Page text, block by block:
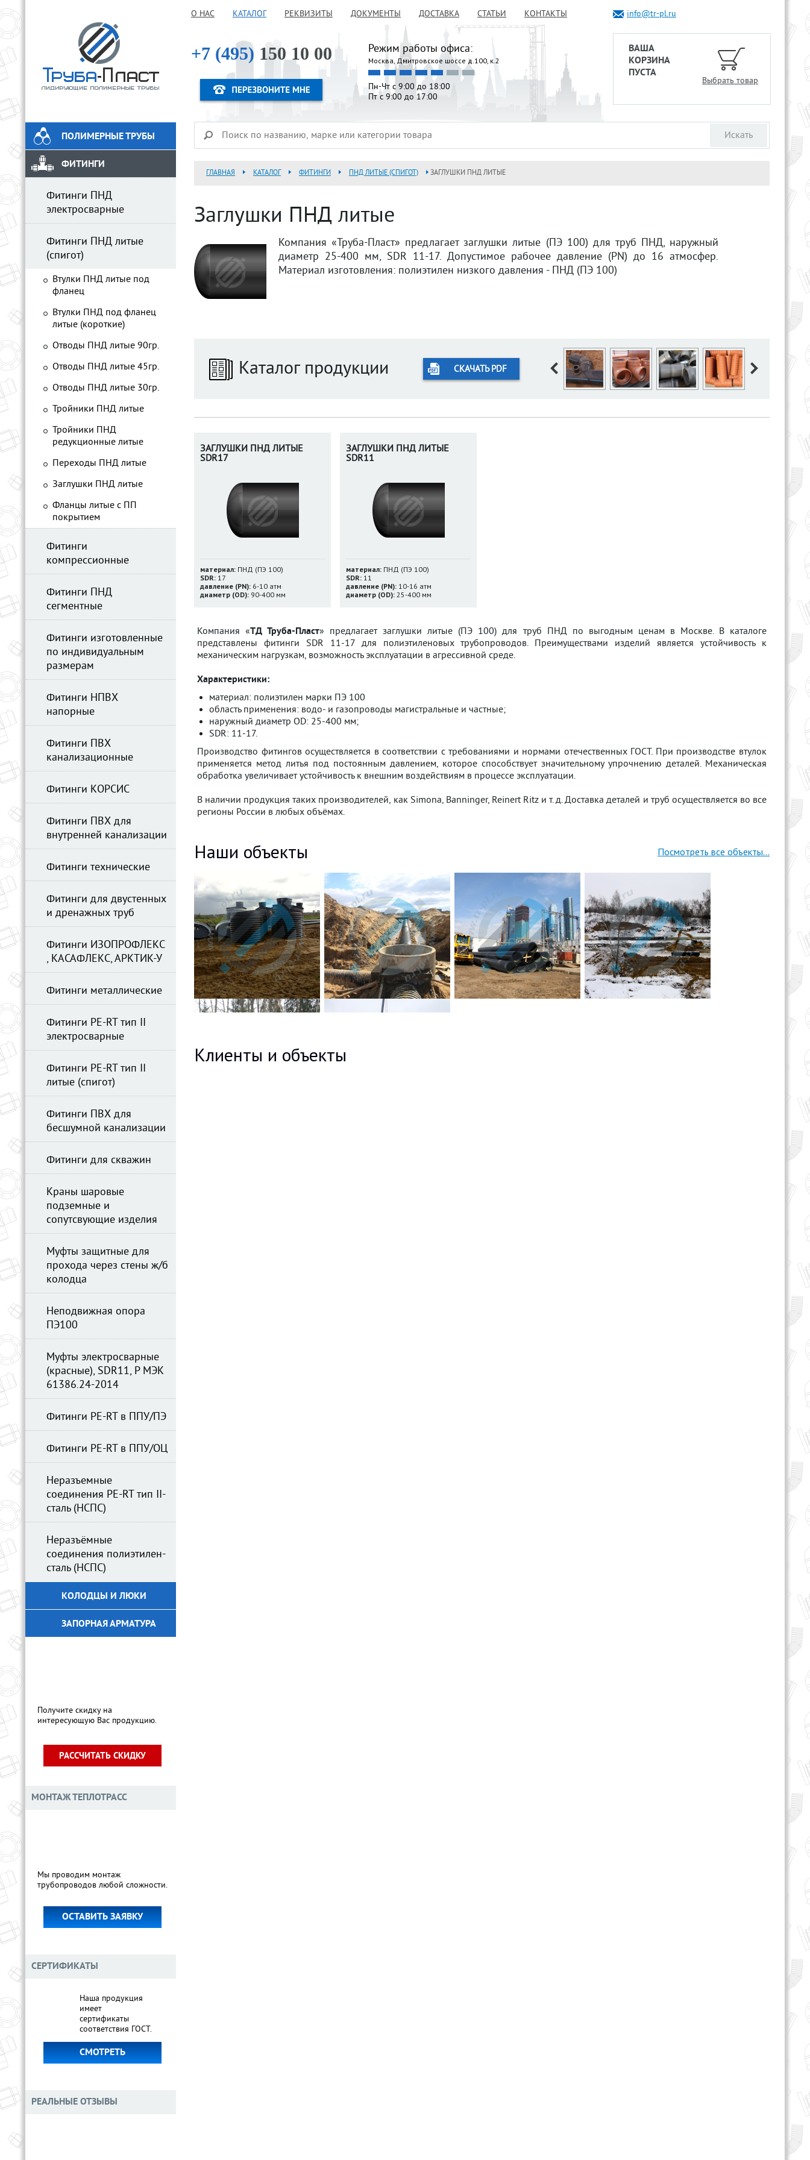
info@tr-pl.ru
ВАША
КОРЗИНА
ПУСТА
Выбрать товар
О НАС КАТАЛОГ РЕКВИЗИТЫ ДОКУМЕНТЫ ДОСТАВКА СТАТЬИ КОНТАКТЫ
+7 (495) 150 10 00 Режим работы офиса:
Москва, Дмитровское шоссе д.100, к.2
Пн-Чт с 9:00 до 18:00
Пт с 9:00 до 17:00
ГЛАВНАЯ КАТАЛОГ ФИТИНГИ ПНД ЛИТЫЕ (СПИГОТ) ЗАГЛУШКИ ПНД ЛИТЫЕ
Заглушки ПНД литые
Компания «Труба-Пласт» предлагает заглушки литые (ПЭ 100) для труб ПНД, наружный
диаметр 25-400 мм, SDR 11-17. Допустимое рабочее давление (PN) до 16 атмосфер.
Материал изготовления: полиэтилен низкого давления - ПНД (ПЭ 100)
Каталог продукции СКАЧАТЬ PDF
ЗАГЛУШКИ ПНД ЛИТЫЕ
SDR17
материал: ПНД (ПЭ 100)
SDR: 17
давление (PN): 6-10 атм
диаметр (OD): 90-400 мм
ЗАГЛУШКИ ПНД ЛИТЫЕ
SDR11
материал: ПНД (ПЭ 100)
SDR: 11
давление (PN): 10-16 атм
диаметр (OD): 25-400 мм
Компания «ТД Труба-Пласт» предлагает заглушки литые (ПЭ 100) для труб ПНД по выгодным ценам в Москве. В каталоге
представлены фитинги SDR 11-17 для полиэтиленовых трубопроводов. Преимуществами изделий является устойчивость к
механическим нагрузкам, возможность эксплуатации в агрессивной среде.
Характеристики:
материал: полиэтилен марки ПЭ 100
область применения: водо- и газопроводы магистральные и частные;
наружный диаметр OD: 25-400 мм;
SDR: 11-17.
Производство фитингов осуществляется в соответствии с требованиями и нормами отечественных ГОСТ. При производстве втулок
применяется метод литья под постоянным давлением, которое способствует значительному упрочнению деталей. Механическая
обработка увеличивает устойчивость к внешним воздействиям в процессе эксплуатации.
В наличии продукция таких производителей, как Simona, Banninger, Reinert Ritz и т. д. Доставка деталей и труб осуществляется во все
регионы России в любых объёмах.
Наши объекты Посмотреть все объекты...
Клиенты и объекты
ПОЛИМЕРНЫЕ ТРУБЫ
ФИТИНГИ
Фитинги ПНД
электросварные
Фитинги ПНД литые
(спигот)
Втулки ПНД литые под
фланец
Втулки ПНД под фланец
литые (короткие)
Отводы ПНД литые 90гр.
Отводы ПНД литые 45гр.
Отводы ПНД литые 30гр.
Тройники ПНД литые
Тройники ПНД
редукционные литые
Переходы ПНД литые
Заглушки ПНД литые
Фланцы литые с ПП
покрытием
Фитинги
компрессионные
Фитинги ПНД
сегментные
Фитинги изготовленные
по индивидуальным
размерам
Фитинги НПВХ
напорные
Фитинги ПВХ
канализационные
Фитинги КОРСИС
Фитинги ПВХ для
внутренней канализации
Фитинги технические
Фитинги для двустенных
и дренажных труб
Фитинги ИЗОПРОФЛЕКС
, КАСАФЛЕКС, АРКТИК-У
Фитинги металлические
Фитинги PE-RT тип II
электросварные
Фитинги PE-RT тип II
литые (спигот)
Фитинги ПВХ для
бесшумной канализации
Фитинги для скважин
Краны шаровые
подземные и
сопутсвующие изделия
Муфты защитные для
прохода через стены ж/б
колодца
Неподвижная опора
ПЭ100
Муфты электросварные
(красные), SDR11, Р МЭК
61386.24-2014
Фитинги PE-RT в ППУ/ПЭ
Фитинги PE-RT в ППУ/ОЦ
Неразъемные
соединения PE-RT тип II-
сталь (НСПС)
Неразъёмные
соединения полиэтилен-
сталь (НСПС)
КОЛОДЦЫ И ЛЮКИ
ЗАПОРНАЯ АРМАТУРА
Получите скидку на
интересующую Вас продукцию.
РАССЧИТАТЬ СКИДКУ
МОНТАЖ ТЕПЛОТРАСС
Мы проводим монтаж
трубопроводов любой сложности.
ОСТАВИТЬ ЗАЯВКУ
СЕРТИФИКАТЫ
Наша продукция
имеет
сертификаты
соответствия ГОСТ.
СМОТРЕТЬ
РЕАЛЬНЫЕ ОТЗЫВЫ